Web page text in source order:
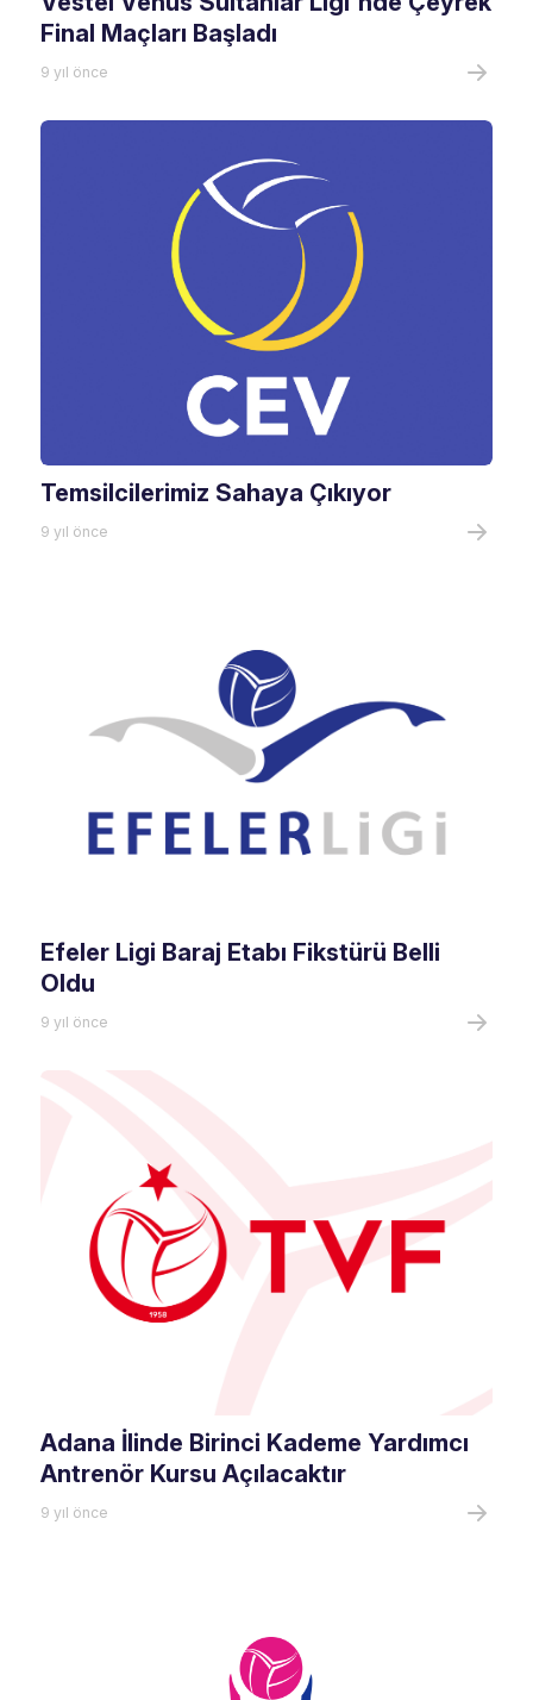
Final Maçları Başladı
9 yıl önce
Temsilcilerimiz Sahaya Çıkıyor
9 yıl önce
Efeler Ligi Baraj Etabı Fikstürü Belli
Oldu
9 yıl önce
Adana İlinde Birinci Kademe Yardımcı
Antrenör Kursu Açılacaktır
9 yıl önce